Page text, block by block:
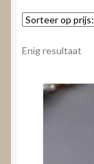
Nieuws
Video’s
Enig resultaat